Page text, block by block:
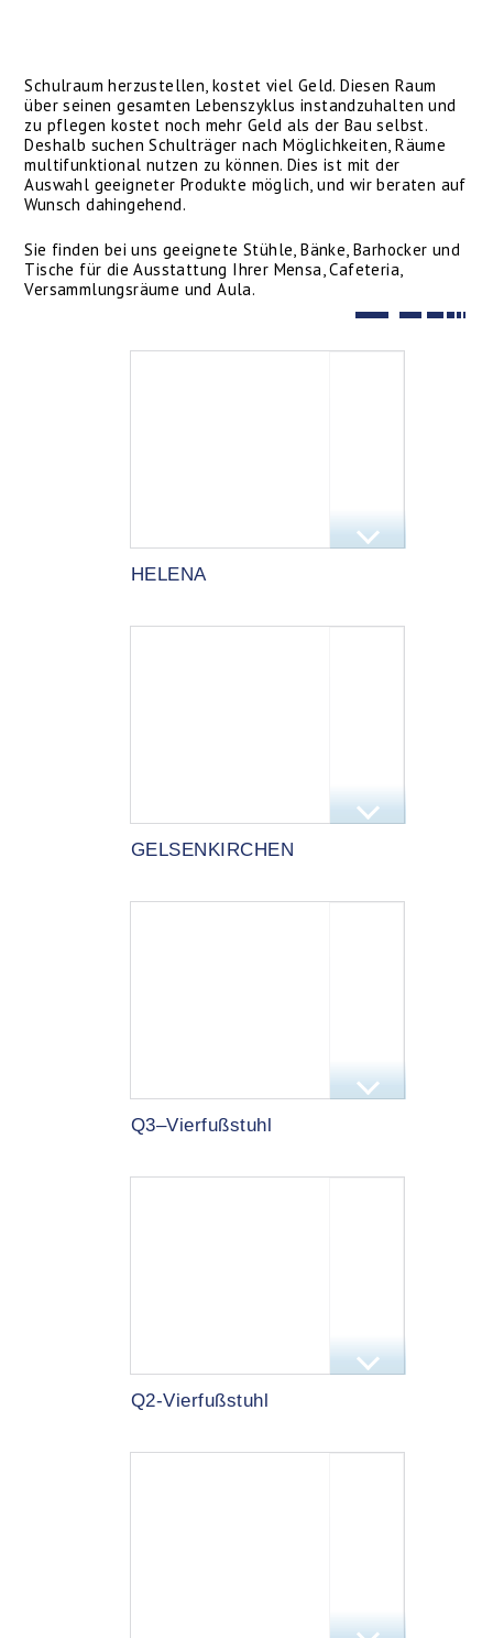
Schulraum herzustellen, kostet viel Geld. Diesen Raum
über seinen gesamten Lebenszyklus instandzuhalten und
zu pflegen kostet noch mehr Geld als der Bau selbst.
Deshalb suchen Schulträger nach Möglichkeiten, Räume
multifunktional nutzen zu können. Dies ist mit der
Auswahl geeigneter Produkte möglich, und wir beraten auf
Wunsch dahingehend.
Sie finden bei uns geeignete Stühle, Bänke, Barhocker und
Tische für die Ausstattung Ihrer Mensa, Cafeteria,
Versammlungsräume und Aula.
HELENA
GELSENKIRCHEN
Q3–Vierfußstuhl
Q2-Vierfußstuhl